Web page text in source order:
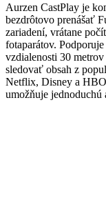
Aurzen CastPlay je
bezdrôtovo prenášať
zariadení, vrátane
fotaparátov.
vzdialenosti 30
sledovať obsah z
Netflix, Disney a
umožňuje jednoduchú